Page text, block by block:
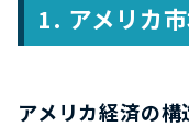
1. アメリカ
アメリカ経済の